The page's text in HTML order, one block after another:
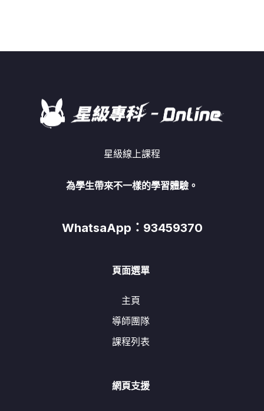
星級線上課程
為學生帶來不一樣的學習體驗。
WhatsaApp：93459370
頁面選單
主頁
導師團隊
課程列表
網頁支援